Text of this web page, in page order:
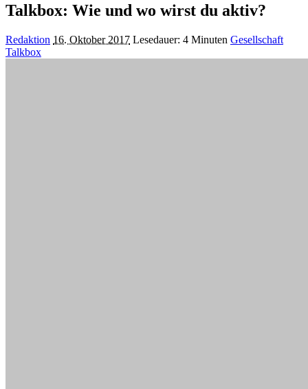
Talkbox: Wie und wo wirst du aktiv?
Posted
by
Redaktion 16. Oktober 2017 Lesedauer: 4 Minuten Gesellschaft
Talkbox